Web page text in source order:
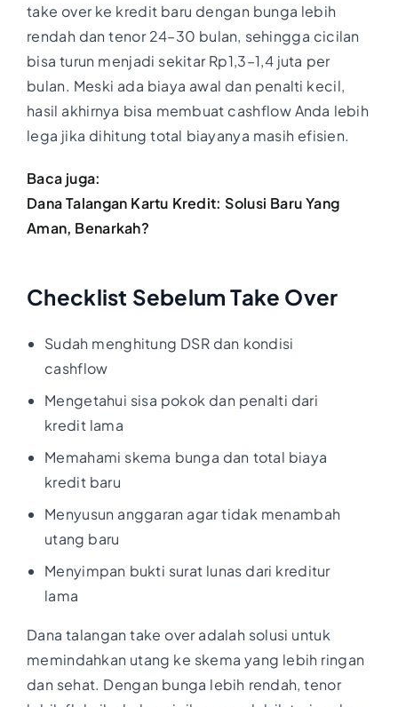
take over ke kredit baru dengan bunga lebih
rendah dan tenor 24–30 bulan, sehingga cicilan
bisa turun menjadi sekitar Rp1,3–1,4 juta per
bulan. Meski ada biaya awal dan penalti kecil,
hasil akhirnya bisa membuat cashflow Anda lebih
lega jika dihitung total biayanya masih efisien.
Baca juga:
Dana Talangan Kartu Kredit: Solusi Baru Yang
Aman, Benarkah?
Checklist Sebelum Take Over
Sudah menghitung DSR dan kondisi
cashflow
Mengetahui sisa pokok dan penalti dari
kredit lama
Memahami skema bunga dan total biaya
kredit baru
Menyusun anggaran agar tidak menambah
utang baru
Menyimpan bukti surat lunas dari kreditur
lama
Dana talangan take over adalah solusi untuk
memindahkan utang ke skema yang lebih ringan
dan sehat. Dengan bunga lebih rendah, tenor